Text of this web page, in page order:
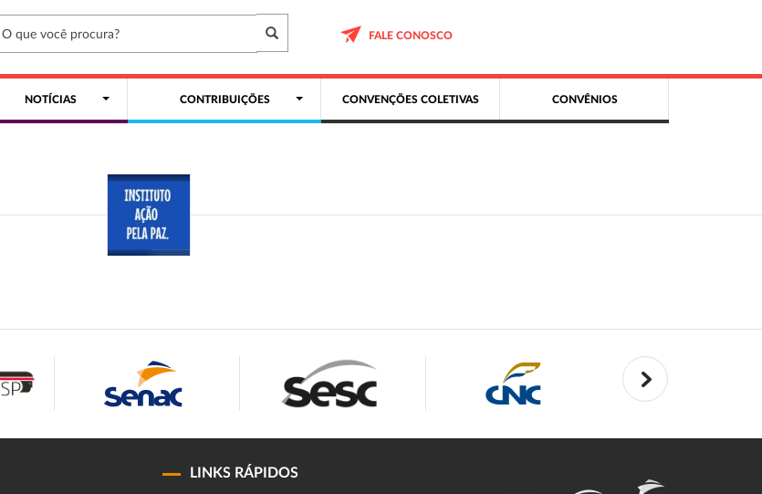
FALE CONOSCO
NOTÍCIAS CONTRIBUIÇÕES CONVENÇÕES COLETIVAS CONVÊNIOS
LINKS RÁPIDOS